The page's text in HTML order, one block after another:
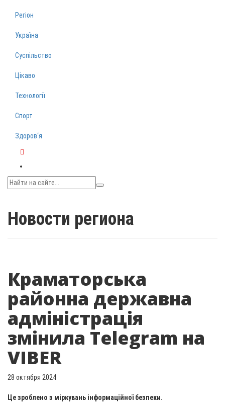
Регіон
Україна
Суспільство
Цікаво
Технології
Спорт
Здоров‘я
Новости региона
Краматорська
районна державна
адміністрація
змінила Telegram на
VIBER
28 октября 2024
Це зроблено з міркувань інформаційної безпеки.